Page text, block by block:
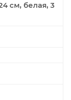
см, белая, 3